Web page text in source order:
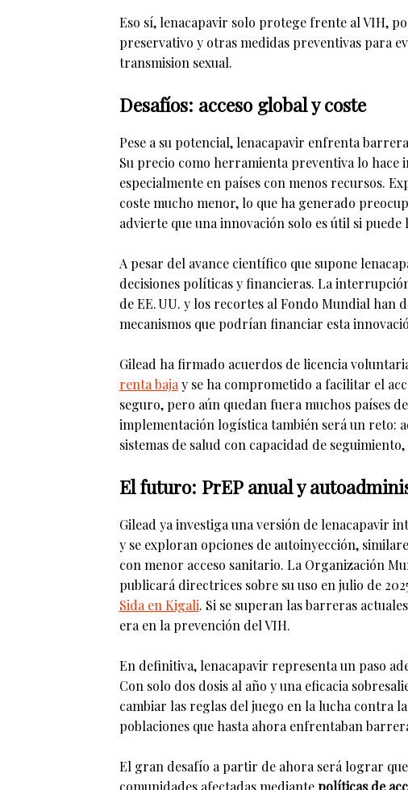
Eso sí, lenacapavir solo protege frente al VIH,
preservativo y otras medidas preventivas para
transmision sexual.
Desafíos: acceso global y coste
Pese a su potencial, lenacapavir enfrenta
Su precio como herramienta preventiva lo hace
especialmente en países con menos recursos.
coste mucho menor, lo que ha generado
advierte que una innovación solo es útil si puede
A pesar del avance científico que supone
decisiones políticas y financieras. La
de EE. UU. y los recortes al Fondo Mundial han
mecanismos que podrían financiar esta
Gilead ha firmado acuerdos de licencia
renta baja y se ha comprometido a facilitar el
seguro, pero aún quedan fuera muchos países
implementación logística también será un reto:
sistemas de salud con capacidad de
El futuro: PrEP anual y
Gilead ya investiga una versión de lenacapavir
y se exploran opciones de autoinyección,
con menor acceso sanitario. La Organización
publicará directrices sobre su uso en julio de
Sida en Kigali. Si se superan las barreras
era en la prevención del VIH.
En definitiva, lenacapavir representa un paso
Con solo dos dosis al año y una eficacia
cambiar las reglas del juego en la lucha contra
poblaciones que hasta ahora enfrentaban
El gran desafío a partir de ahora será lograr
comunidades afectadas mediantepolíticas de